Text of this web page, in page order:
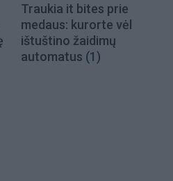
Traukia it bites prie
medaus: kurorte vėl
ištuštino žaidimų
automatus (1)